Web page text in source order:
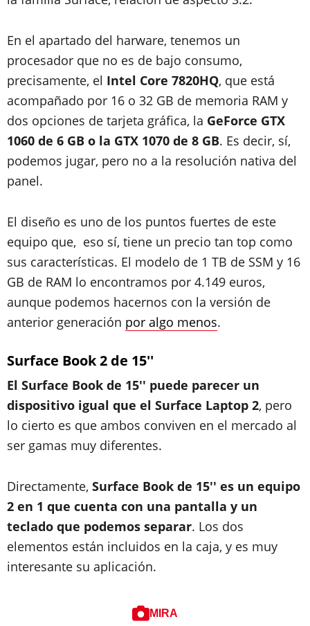
En el apartado del harware, tenemos un
procesador que no es de bajo consumo,
precisamente, el Intel Core 7820HQ, que está
acompañado por 16 o 32 GB de memoria RAM y
dos opciones de tarjeta gráfica, la GeForce GTX
1060 de 6 GB o la GTX 1070 de 8 GB. Es decir, sí,
podemos jugar, pero no a la resolución nativa del
panel.
El diseño es uno de los puntos fuertes de este
equipo que, eso sí, tiene un precio tan top como
sus características. El modelo de 1 TB de SSM y 16
GB de RAM lo encontramos por 4.149 euros,
aunque podemos hacernos con la versión de
anterior generación por algo menos.
Surface Book 2 de 15''
El Surface Book de 15'' puede parecer un
dispositivo igual que el Surface Laptop 2, pero
lo cierto es que ambos conviven en el mercado al
ser gamas muy diferentes.
Directamente, Surface Book de 15'' es un equipo
2 en 1 que cuenta con una pantalla y un
teclado que podemos separar. Los dos
elementos están incluidos en la caja, y es muy
interesante su aplicación.
MIRA